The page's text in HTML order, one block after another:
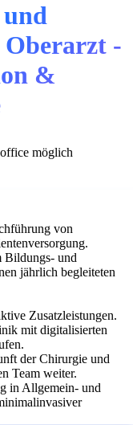
-
&
möglich
von
Bildungs- und
jährlich begleiteten
Zusatzleistungen.
mit digitalisierten
der Chirurgie und
Team weiter.
in Allgemein- und